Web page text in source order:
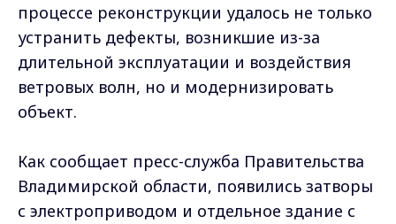
процессе реконструкции удалось не только
устранить дефекты, возникшие из-за
длительной эксплуатации и воздействия
ветровых волн, но и модернизировать
объект.
Как сообщает пресс-служба Правительства
Владимирской области, появились затворы
с электроприводом и отдельное здание с